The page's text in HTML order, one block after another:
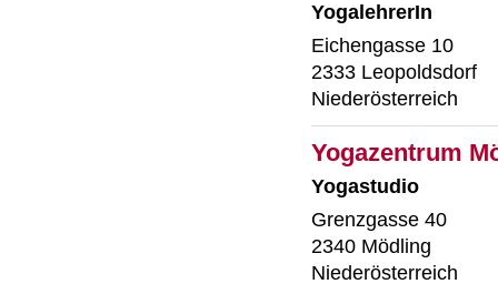
YogalehrerIn
Eichengasse 10
2333 Leopoldsdorf
Niederösterreich
Yogazentrum
Yogastudio
Grenzgasse 40
2340 Mödling
Niederösterreich